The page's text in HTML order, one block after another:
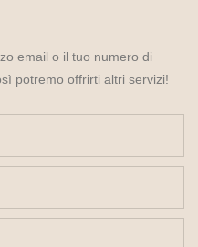
email o il tuo numero di
potremo offrirti altri servizi!